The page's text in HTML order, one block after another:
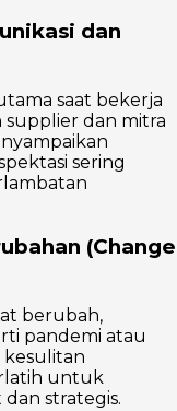
dan
saat bekerja
supplier dan mitra
sering
(Change
berubah,
pandemi atau
kesulitan
untuk
strategis.